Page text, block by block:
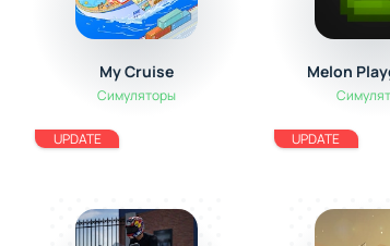
My Cruise
Симуляторы
UPDATE
Melon
UPDATE